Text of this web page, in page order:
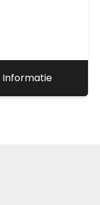
Informatie